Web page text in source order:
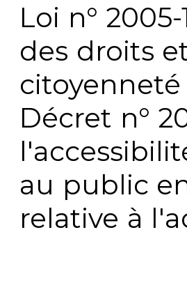
Loi n°
des droits
Décret n°
au public
relative à